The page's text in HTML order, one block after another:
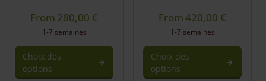
From 280,00€
1-7 semaines
Choix des
options
From420,00€
1-7 semaines
Choix des
options